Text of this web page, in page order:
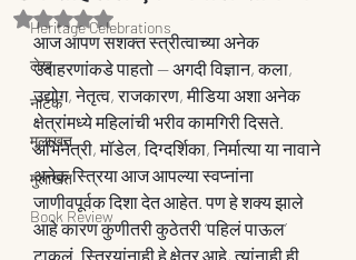
Heritage Celebrations
लेख
नाटक
मुलाखत
मुलाखत
Book Review
Rated NaN out of 5 stars.
आज आपण सशक्त स्त्रीत्वाच्या अनेक
उदाहरणांकडे पाहतो — अगदी विज्ञान, कला,
उद्योग, नेतृत्व, राजकारण, मीडिया अशा अनेक
क्षेत्रांमध्ये महिलांची भरीव कामगिरी दिसते.
अभिनेत्री, मॉडेल, दिग्दर्शिका, निर्मात्या या नावाने
अनेक स्त्रिया आज आपल्या स्वप्नांना
जाणीवपूर्वक दिशा देत आहेत. पण हे शक्य झाले
आहे कारण कुणीतरी कुठेतरी ‘पहिलं पाऊल’
टाकलं. स्त्रियांनाही हे क्षेत्र आहे, त्यांनाही ही